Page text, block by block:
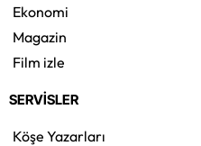
Ekonomi
Magazin
Film izle
SERVİSLER
Köşe Yazarları